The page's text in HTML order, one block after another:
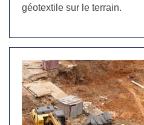
géotextile sur le terrain.